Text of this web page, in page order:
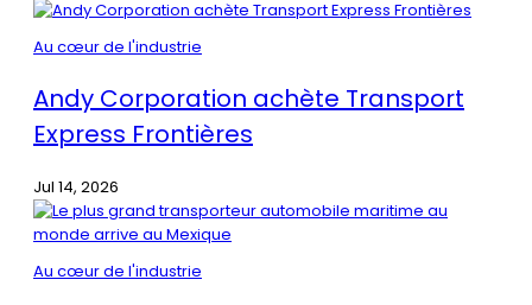
Au cœur de l'industrie
Andy Corporation achète Transport
Express Frontières
Jul 14, 2026
Au cœur de l'industrie